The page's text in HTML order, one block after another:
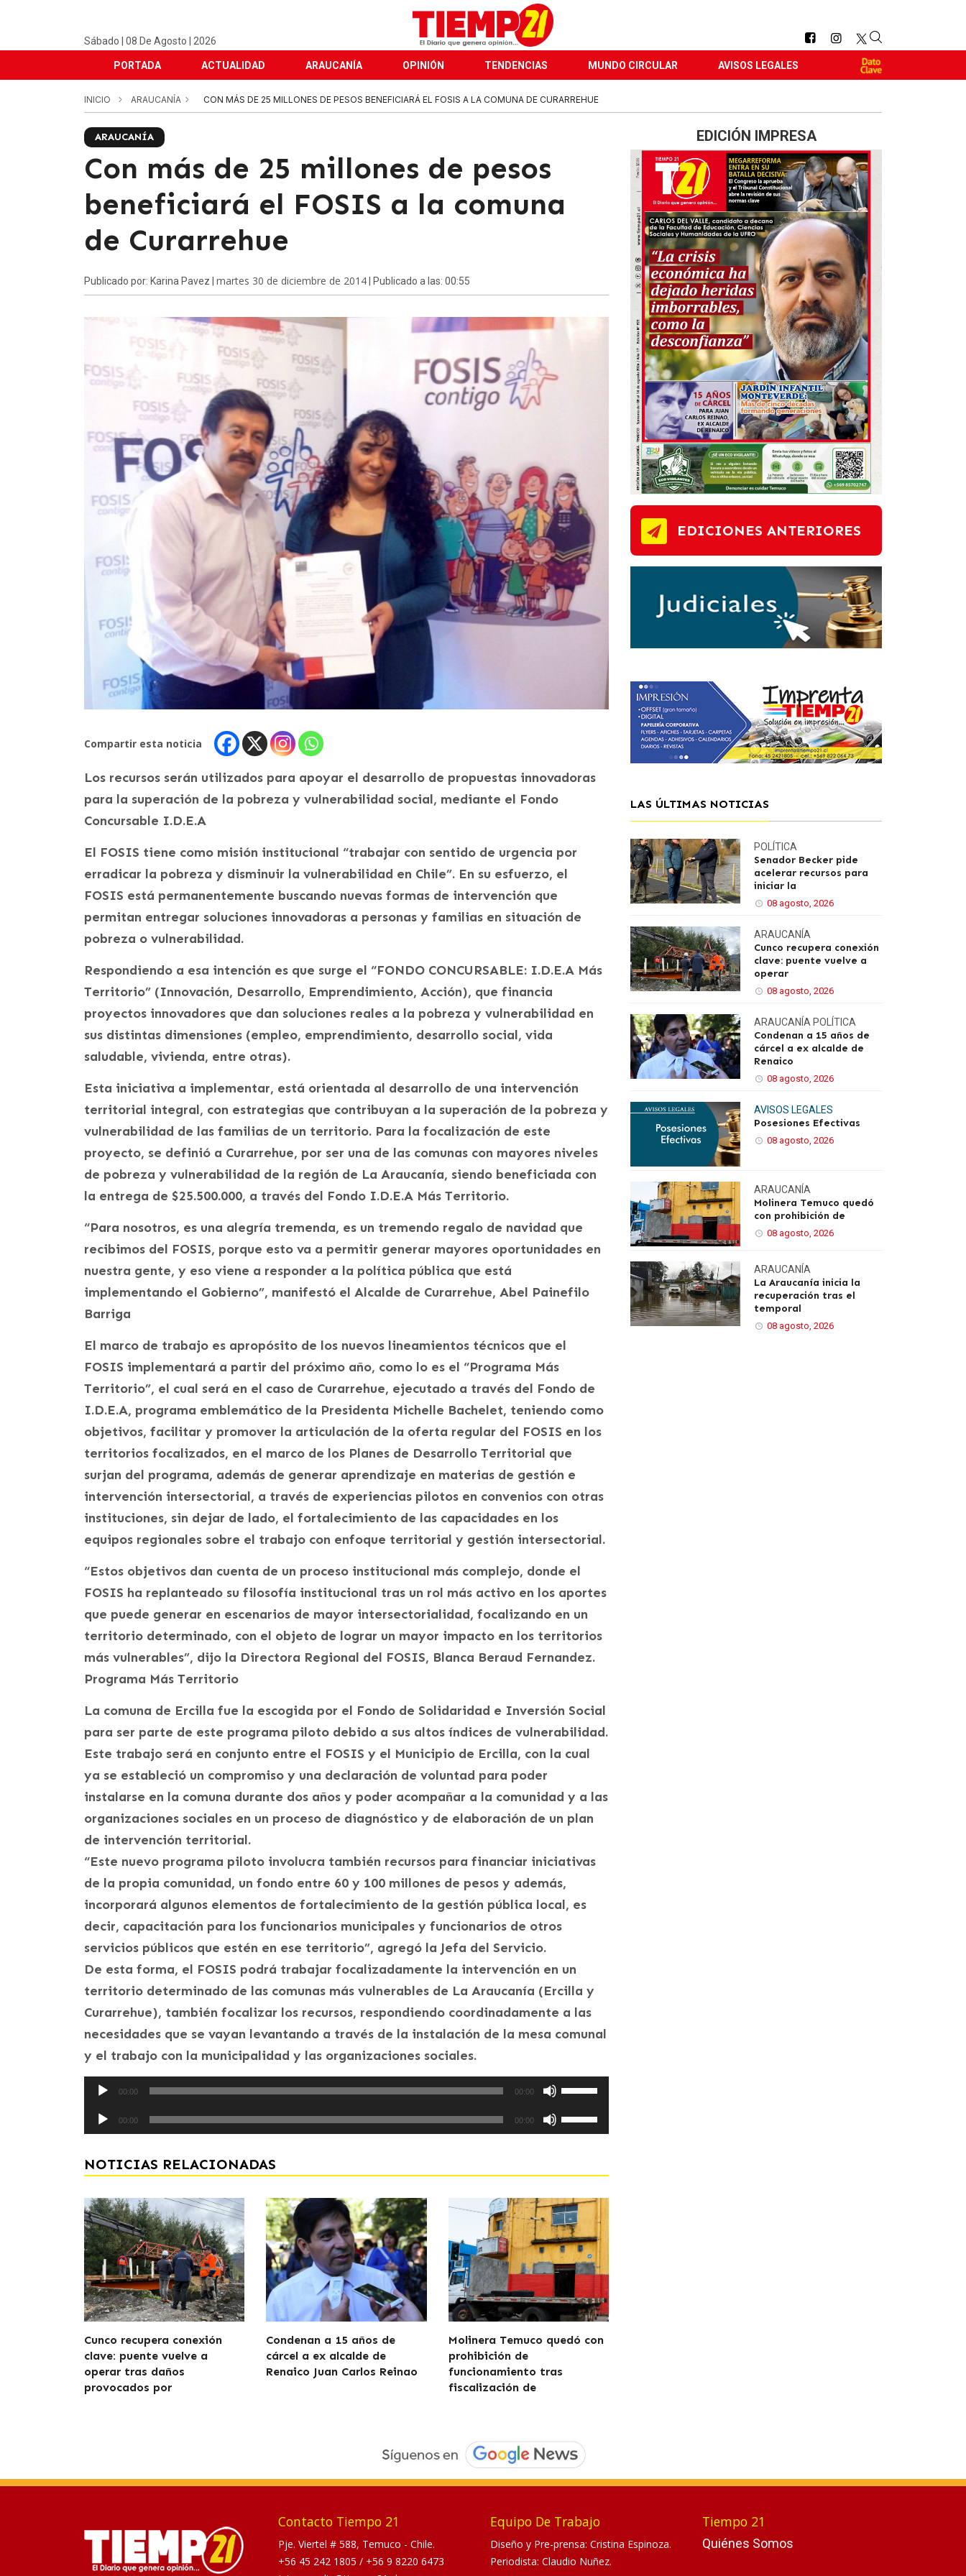
Sábado | 08 De Agosto | 2026
PORTADA ACTUALIDAD ARAUCANÍA OPINIÓN TENDENCIAS MUNDO CIRCULAR AVISOS LEGALES
INICIO ARAUCANÍA CON MÁS DE 25 MILLONES DE PESOS BENEFICIARÁ EL FOSIS A LA COMUNA DE CURARREHUE
ARAUCANÍA
Con más de 25 millones de pesos
beneficiará el FOSIS a la comuna
de Curarrehue
Publicado por: Karina Pavez | martes 30 de diciembre de 2014 | Publicado a las: 00:55
Compartir esta noticia
Los recursos serán utilizados para apoyar el desarrollo de propuestas innovadoras
para la superación de la pobreza y vulnerabilidad social, mediante el Fondo
Concursable I.D.E.A
El FOSIS tiene como misión institucional “trabajar con sentido de urgencia por
erradicar la pobreza y disminuir la vulnerabilidad en Chile”. En su esfuerzo, el
FOSIS está permanentemente buscando nuevas formas de intervención que
permitan entregar soluciones innovadoras a personas y familias en situación de
pobreza o vulnerabilidad.
Respondiendo a esa intención es que surge el “FONDO CONCURSABLE: I.D.E.A Más
Territorio” (Innovación, Desarrollo, Emprendimiento, Acción), que financia
proyectos innovadores que dan soluciones reales a la pobreza y vulnerabilidad en
sus distintas dimensiones (empleo, emprendimiento, desarrollo social, vida
saludable, vivienda, entre otras).
Esta iniciativa a implementar, está orientada al desarrollo de una intervención
territorial integral, con estrategias que contribuyan a la superación de la pobreza y
vulnerabilidad de las familias de un territorio. Para la focalización de este
proyecto, se definió a Curarrehue, por ser una de las comunas con mayores niveles
de pobreza y vulnerabilidad de la región de La Araucanía, siendo beneficiada con
la entrega de $25.500.000, a través del Fondo I.D.E.A Más Territorio.
“Para nosotros, es una alegría tremenda, es un tremendo regalo de navidad que
recibimos del FOSIS, porque esto va a permitir generar mayores oportunidades en
nuestra gente, y eso viene a responder a la política pública que está
implementando el Gobierno”, manifestó el Alcalde de Curarrehue, Abel Painefilo
Barriga
El marco de trabajo es apropósito de los nuevos lineamientos técnicos que el
FOSIS implementará a partir del próximo año, como lo es el “Programa Más
Territorio”, el cual será en el caso de Curarrehue, ejecutado a través del Fondo de
I.D.E.A, programa emblemático de la Presidenta Michelle Bachelet, teniendo como
objetivos, facilitar y promover la articulación de la oferta regular del FOSIS en los
territorios focalizados, en el marco de los Planes de Desarrollo Territorial que
surjan del programa, además de generar aprendizaje en materias de gestión e
intervención intersectorial, a través de experiencias pilotos en convenios con otras
instituciones, sin dejar de lado, el fortalecimiento de las capacidades en los
equipos regionales sobre el trabajo con enfoque territorial y gestión intersectorial.
“Estos objetivos dan cuenta de un proceso institucional más complejo, donde el
FOSIS ha replanteado su filosofía institucional tras un rol más activo en los aportes
que puede generar en escenarios de mayor intersectorialidad, focalizando en un
territorio determinado, con el objeto de lograr un mayor impacto en los territorios
más vulnerables”, dijo la Directora Regional del FOSIS, Blanca Beraud Fernandez.
Programa Más Territorio
La comuna de Ercilla fue la escogida por el Fondo de Solidaridad e Inversión Social
para ser parte de este programa piloto debido a sus altos índices de vulnerabilidad.
Este trabajo será en conjunto entre el FOSIS y el Municipio de Ercilla, con la cual
ya se estableció un compromiso y una declaración de voluntad para poder
instalarse en la comuna durante dos años y poder acompañar a la comunidad y a las
organizaciones sociales en un proceso de diagnóstico y de elaboración de un plan
de intervención territorial.
“Este nuevo programa piloto involucra también recursos para financiar iniciativas
de la propia comunidad, un fondo entre 60 y 100 millones de pesos y además,
incorporará algunos elementos de fortalecimiento de la gestión pública local, es
decir, capacitación para los funcionarios municipales y funcionarios de otros
servicios públicos que estén en ese territorio”, agregó la Jefa del Servicio.
De esta forma, el FOSIS podrá trabajar focalizadamente la intervención en un
territorio determinado de las comunas más vulnerables de La Araucanía (Ercilla y
Curarrehue), también focalizar los recursos, respondiendo coordinadamente a las
necesidades que se vayan levantando a través de la instalación de la mesa comunal
y el trabajo con la municipalidad y las organizaciones sociales.
Reproductor
audio
00:00 00:00
para
o
disminuir
el
volumen.
Reproductor
00:00 00:00
para
aumentar
o
disminuir
el
volumen.
NOTICIAS RELACIONADAS
Cunco recupera conexión
clave: puente vuelve a
operar tras daños
provocados por
Condenan a 15 años de
cárcel a ex alcalde de
Renaico Juan Carlos Reinao
Molinera Temuco quedó con
prohibición de
funcionamiento tras
fiscalización de
EDICIÓN IMPRESA
EDICIONES ANTERIORES
LAS ÚLTIMAS NOTICIAS
POLÍTICA
Senador Becker pide
acelerar recursos para
iniciar la
08 agosto, 2026
ARAUCANÍA
Cunco recupera conexión
clave: puente vuelve a
operar
08 agosto, 2026
ARAUCANÍA POLÍTICA
Condenan a 15 años de
cárcel a ex alcalde de
Renaico
08 agosto, 2026
AVISOS LEGALES
Posesiones Efectivas
08 agosto, 2026
ARAUCANÍA
Molinera Temuco quedó
con prohibición de
08 agosto, 2026
ARAUCANÍA
La Araucanía inicia la
recuperación tras el
temporal
08 agosto, 2026
Contacto Tiempo 21
Pje. Viertel # 588, Temuco - Chile.
+56 45 242 1805 / +56 9 8220 6473
Equipo De Trabajo
Diseño y Pre-prensa: Cristina Espinoza.
Periodista: Claudio Nuñez.
Tiempo 21
Quiénes Somos